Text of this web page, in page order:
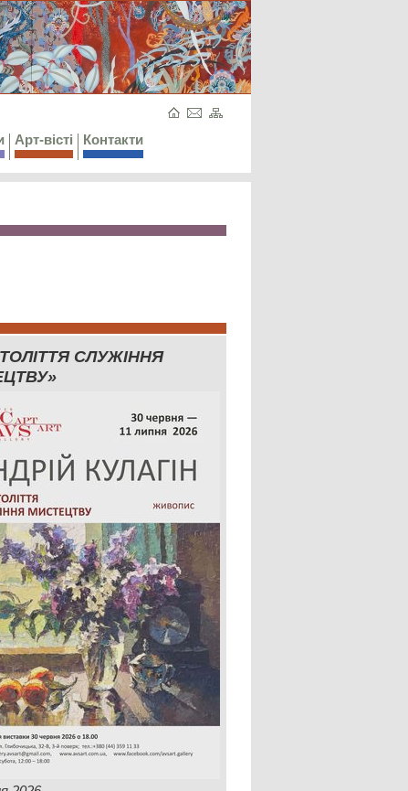
Арт-вісті Контакти
СЛУЖІННЯ